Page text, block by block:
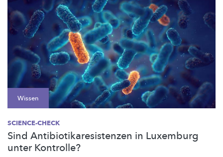
Wissen
SCIENCE-CHECK
Sind Antibiotikaresistenzen in Luxemburg
unter Kontrolle?